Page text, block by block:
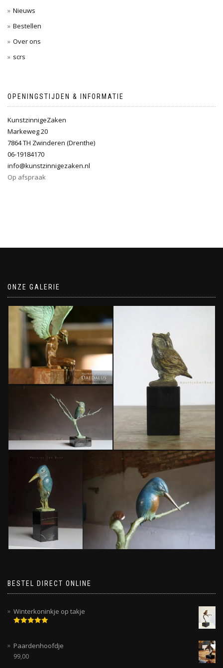
Nieuws
Bestellen
Over ons
scrs
OPENINGSTIJDEN & INFORMATIE
KunstzinnigeZaken
Markeweg 20
7864 TH Zwinderen (Drenthe)
06-19184170
info@kunstzinnigezaken.nl
Op afspraak
ONZE GALERIE
BESTEL DIRECT ONLINE
Winterkoninkje op takje
Paardenhoofdje
99,00